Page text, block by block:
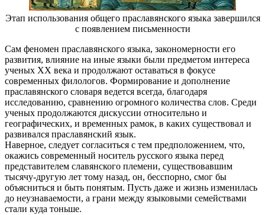
Этап использования общего праславянского языка завершился
с появлением письменности
Сам феномен праславянского языка, закономерности его
развития, влияние на иные языки были предметом интереса
ученых XX века и продолжают оставаться в фокусе
современных филологов. Формирование и дополнение
праславянского словаря ведется всегда, благодаря
исследованию, сравнению огромного количества слов. Среди
ученых продолжаются дискуссии относительно и
географических, и временных рамок, в каких существовал и
развивался праславянский язык.
Наверное, следует согласиться с тем предположением, что,
окажись современный носитель русского языка перед
представителем славянского племени, существовавшим
тысячу-другую лет тому назад, он, бесспорно, смог бы
объясниться и быть понятым. Пусть даже и жизнь изменилась
до неузнаваемости, а грани между языковыми семействами
стали куда тоньше.